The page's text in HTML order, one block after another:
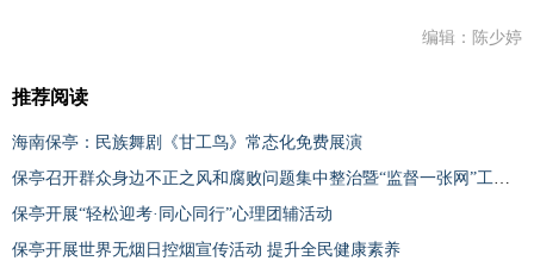
编辑：陈少婷
推荐阅读
海南保亭：民族舞剧《甘工鸟》常态化免费展演
保亭召开群众身边不正之风和腐败问题集中整治暨“监督一张网”工作推进会
保亭开展“轻松迎考·同心同行”心理团辅活动
保亭开展世界无烟日控烟宣传活动 提升全民健康素养